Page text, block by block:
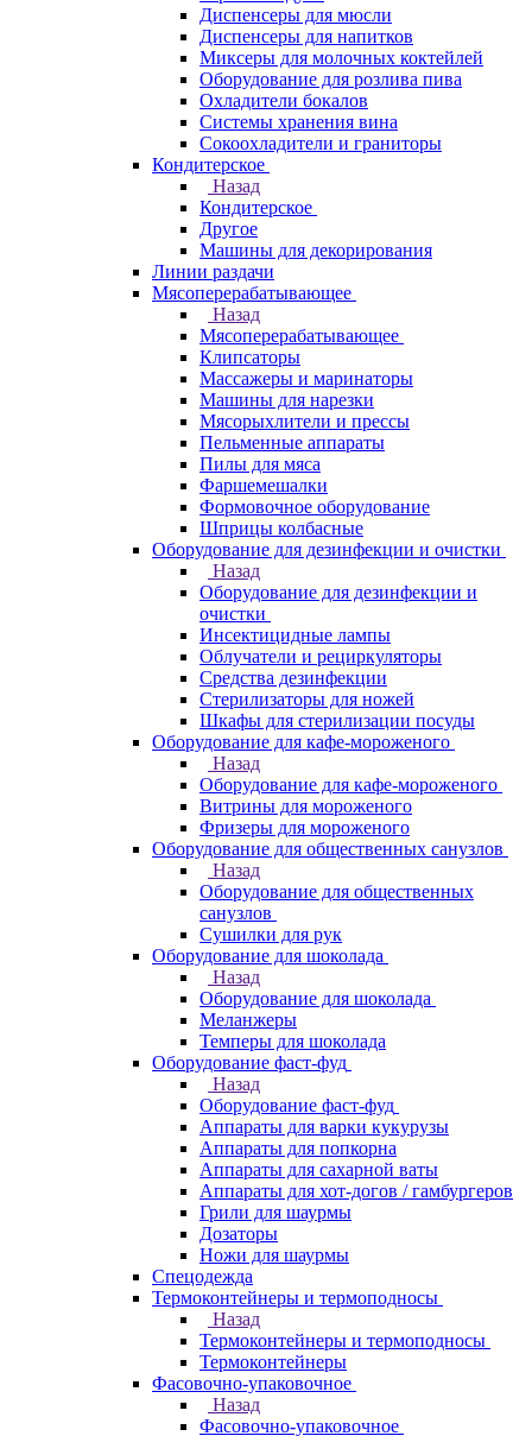
Диспенсеры для мюсли
Диспенсеры для напитков
Миксеры для молочных коктейлей
Оборудование для розлива пива
Охладители бокалов
Системы хранения вина
Сокоохладители и граниторы
Кондитерское
Назад
Кондитерское
Другое
Машины для декорирования
Линии раздачи
Мясоперерабатывающее
Назад
Мясоперерабатывающее
Клипсаторы
Массажеры и маринаторы
Машины для нарезки
Мясорыхлители и прессы
Пельменные аппараты
Пилы для мяса
Фаршемешалки
Формовочное оборудование
Шприцы колбасные
Оборудование для дезинфекции и очистки
Назад
Оборудование для дезинфекции и
очистки
Инсектицидные лампы
Облучатели и рециркуляторы
Средства дезинфекции
Стерилизаторы для ножей
Шкафы для стерилизации посуды
Оборудование для кафе-мороженого
Назад
Оборудование для кафе-мороженого
Витрины для мороженого
Фризеры для мороженого
Оборудование для общественных санузлов
Назад
Оборудование для общественных
санузлов
Сушилки для рук
Оборудование для шоколада
Назад
Оборудование для шоколада
Меланжеры
Темперы для шоколада
Оборудование фаст-фуд
Назад
Оборудование фаст-фуд
Аппараты для варки кукурузы
Аппараты для попкорна
Аппараты для сахарной ваты
Аппараты для хот-догов / гамбургеров
Грили для шаурмы
Дозаторы
Ножи для шаурмы
Спецодежда
Термоконтейнеры и термоподносы
Назад
Термоконтейнеры и термоподносы
Термоконтейнеры
Фасовочно-упаковочное
Назад
Фасовочно-упаковочное